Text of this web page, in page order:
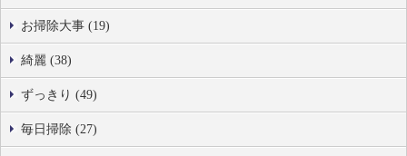
お掃除大事 (19)
綺麗 (38)
ずっきり (49)
毎日掃除 (27)